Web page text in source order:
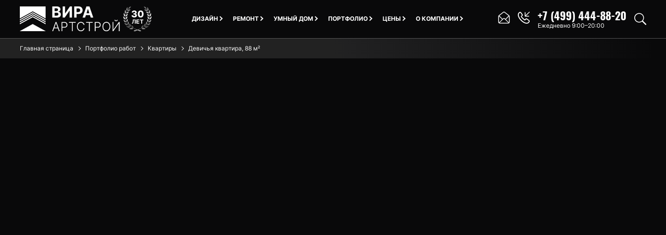
ДИЗАЙН РЕМОНТ УМНЫЙ ДОМ ПОРТФОЛИО ЦЕНЫ О КОМПАНИИ +7 (499) 444-88-20
Ежедневно 9:00–20:00
Главная страница Портфолио работ Квартиры Девичья квартира, 88 м²